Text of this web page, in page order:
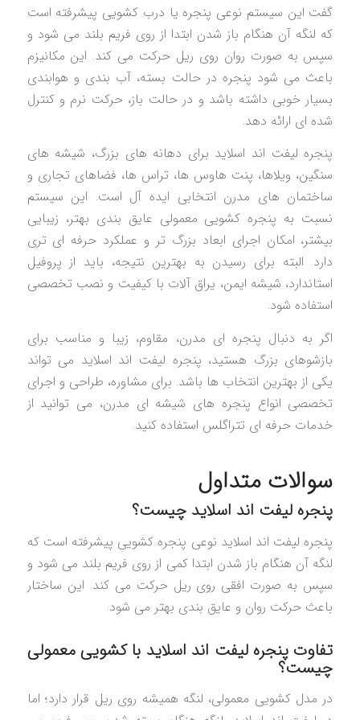
گفت این سیستم نوعی پنجره یا درب کشویی پیشرفته است
که لنگه آن هنگام باز شدن ابتدا از روی فریم بلند می شود و
سپس به صورت روان روی ریل حرکت می کند. این مکانیزم
باعث می شود پنجره در حالت بسته، آب بندی و هوابندی
بسیار خوبی داشته باشد و در حالت باز، حرکت نرم و کنترل
شده ای ارائه دهد.
پنجره لیفت اند اسلاید برای دهانه های بزرگ، شیشه های
سنگین، ویلاها، پنت هاوس ها، تراس ها، فضاهای تجاری و
ساختمان های مدرن انتخابی ایده آل است. این سیستم
نسبت به پنجره کشویی معمولی عایق بندی بهتر، زیبایی
بیشتر، امکان اجرای ابعاد بزرگ تر و عملکرد حرفه ای تری
دارد. البته برای رسیدن به بهترین نتیجه، باید از پروفیل
استاندارد، شیشه ایمن، یراق آلات با کیفیت و نصب تخصصی
استفاده شود.
اگر به دنبال پنجره ای مدرن، مقاوم، زیبا و مناسب برای
بازشوهای بزرگ هستید، پنجره لیفت اند اسلاید می تواند
یکی از بهترین انتخاب ها باشد. برای مشاوره، طراحی و اجرای
تخصصی انواع پنجره های شیشه ای مدرن، می توانید از
خدمات حرفه ای تتراگلس استفاده کنید.
سوالات متداول
پنجره لیفت اند اسلاید چیست؟
پنجره لیفت اند اسلاید نوعی پنجره کشویی پیشرفته است که
لنگه آن هنگام باز شدن ابتدا کمی از روی فریم بلند می شود و
سپس به صورت افقی روی ریل حرکت می کند. این ساختار
باعث حرکت روان و عایق بندی بهتر می شود.
تفاوت پنجره لیفت اند اسلاید با کشویی معمولی
چیست؟
در مدل کشویی معمولی، لنگه همیشه روی ریل قرار دارد؛ اما